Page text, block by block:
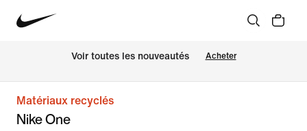
Voir toutes les nouveautés Acheter
Matériaux recyclés
Nike One